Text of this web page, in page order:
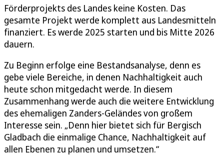
Förderprojekts des Landes keine Kosten. Das
gesamte Projekt werde komplett aus Landesmitteln
finanziert. Es werde 2025 starten und bis Mitte 2026
dauern.
Zu Beginn erfolge eine Bestandsanalyse, denn es
gebe viele Bereiche, in denen Nachhaltigkeit auch
heute schon mitgedacht werde. In diesem
Zusammenhang werde auch die weitere Entwicklung
des ehemaligen Zanders-Geländes von großem
Interesse sein. „Denn hier bietet sich für Bergisch
Gladbach die einmalige Chance, Nachhaltigkeit auf
allen Ebenen zu planen und umsetzen.“